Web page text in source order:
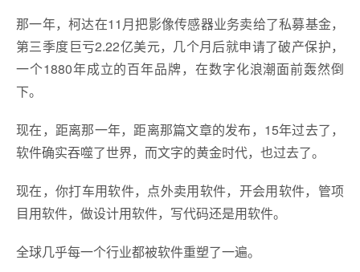
那一年，柯达在11月把影像传感器业务卖给了私募基金，
第三季度巨亏2.22亿美元，几个月后就申请了破产保护，
一个1880年成立的百年品牌，在数字化浪潮面前轰然倒
下。
现在，距离那一年，距离那篇文章的发布，15年过去了，
软件确实吞噬了世界，而文字的黄金时代，也过去了。
现在，你打车用软件，点外卖用软件，开会用软件，管项
目用软件，做设计用软件，写代码还是用软件。
全球几乎每一个行业都被软件重塑了一遍。